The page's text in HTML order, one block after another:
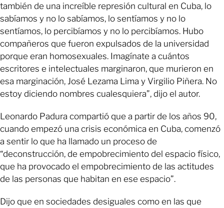
también de una increíble represión cultural en Cuba, lo
sabíamos y no lo sabíamos, lo sentíamos y no lo
sentíamos, lo percibíamos y no lo percibíamos. Hubo
compañeros que fueron expulsados de la universidad
porque eran homosexuales. Imagínate a cuántos
escritores e intelectuales marginaron, que murieron en
esa marginación, José Lezama Lima y Virgilio Piñera. No
estoy diciendo nombres cualesquiera”, dijo el autor.
Leonardo Padura compartió que a partir de los años 90,
cuando empezó una crisis económica en Cuba, comenzó
a sentir lo que ha llamado un proceso de
“deconstrucción, de empobrecimiento del espacio físico,
que ha provocado el empobrecimiento de las actitudes
de las personas que habitan en ese espacio”.
Dijo que en sociedades desiguales como en las que